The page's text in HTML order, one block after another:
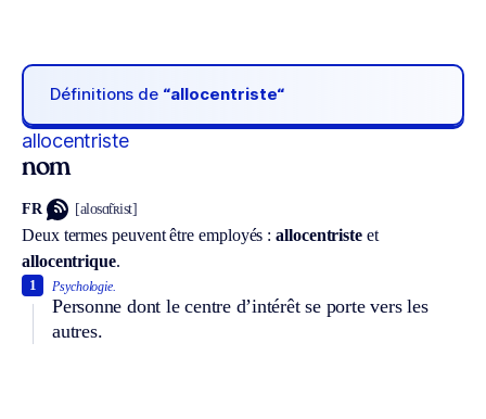
Définitions de “allocentriste“
allocentriste
nom
FR [alosɑ̃tʀist]
Deux termes peuvent être employés :allocentriste et
allocentrique.
Psychologie.
Personne dont le centre d’intérêt se porte vers les
autres.
1